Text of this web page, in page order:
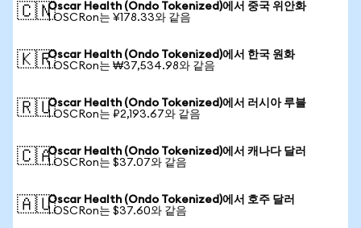
🇨🇳Oscar Health (Ondo Tokenized)에서 중국 위안화
1 OSCRon는 ¥178.33와 같음
🇰🇷Oscar Health (Ondo Tokenized)에서 한국 원화
1 OSCRon는 ₩37,534.98와 같음
🇷🇺Oscar Health (Ondo Tokenized)에서 러시아 루블
1 OSCRon는 ₽2,193.67와 같음
🇨🇦Oscar Health (Ondo Tokenized)에서 캐나다 달러
1 OSCRon는 $37.07와 같음
🇦🇺Oscar Health (Ondo Tokenized)에서 호주 달러
1 OSCRon는 $37.60와 같음